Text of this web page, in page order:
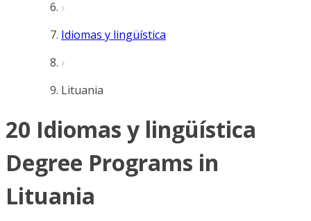
Idiomas y lingüística
Lituania
20 Idiomas y lingüística
Degree Programs in
Lituania